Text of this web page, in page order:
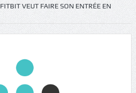
FITBIT VEUT FAIRE SON ENTRÉE EN